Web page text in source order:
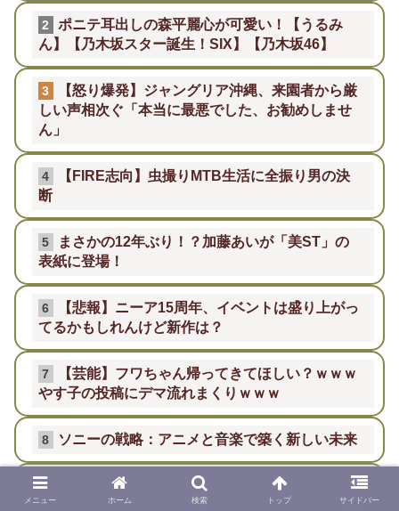
2
ポニテ耳出しの森平麗心が可愛い！【うるみ
ん】【乃木坂スター誕生！SIX】【乃木坂46】
3
【怒り爆発】ジャングリア沖縄、来園者から厳
しい声相次ぐ「本当に最悪でした、お勧めしませ
ん」
4
【FIRE志向】虫撮りMTB生活に全振り男の決
断
5
まさかの12年ぶり！？加藤あいが「美ST」の
表紙に登場！
6
【悲報】ニーア15周年、イベントは盛り上がっ
てるかもしれんけど新作は？
7
【芸能】フワちゃん帰ってきてほしい？ｗｗｗ
やす子の投稿にデマ流れまくりｗｗｗ
8 ソニーの戦略：アニメと音楽で築く新しい未来
9
【芸能】長濱ねる、フラーム移籍で新たなステ
ージへ！有村架純や吉岡里帆と共演が期待される
メニュー ホーム 検索 トップ サイドバー